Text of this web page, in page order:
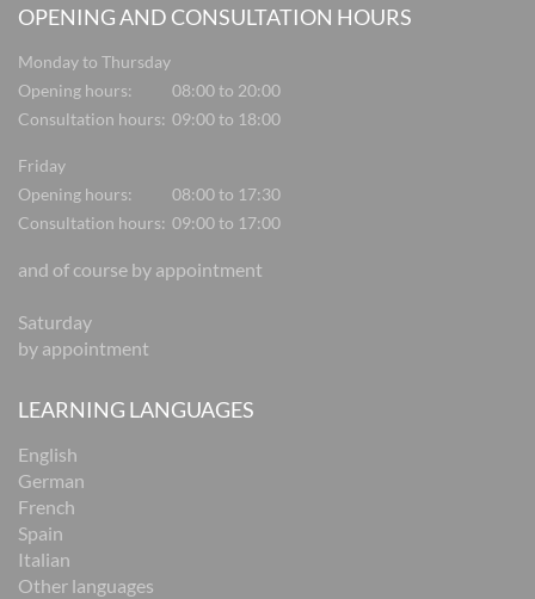
OPENING AND CONSULTATION HOURS
Monday to Thursday
Opening hours:
08:00 to 20:00
Consultation hours: 09:00 to 18:00
Friday
Opening hours:
08:00 to 17:30
Consultation hours: 09:00 to 17:00
and of course by appointment
Saturday
by appointment
LEARNING LANGUAGES
English
German
French
Spain
Italian
Other languages